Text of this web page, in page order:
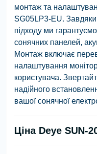
монтаж та
SG05LP3-EU.
підходу ми
сонячних панелей,
Монтаж включає
налаштування
користувача.
надійного
вашої сонячної
Ціна Deye SUN-